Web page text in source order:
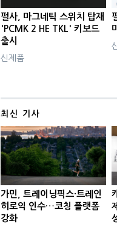
펄사, 마그네틱 스위치 탑재
'PCMK 2 HE TKL' 키보드
출시
신제품
최신 기사
가민, 트레이닝픽스·트레인
히로익 인수…코칭 플랫폼
강화